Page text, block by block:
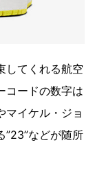
してくれる航空
ードの数字は
イケル・ジョ
”23”などが随所